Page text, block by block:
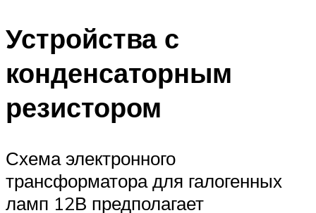
Устройства с
конденсаторным
резистором
Схема электронного
трансформатора для галогенных
ламп 12В предполагает